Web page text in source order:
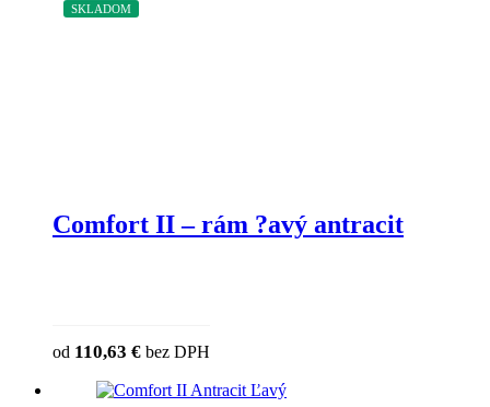
SKLADOM
Comfort II – rám ?avý antracit
od 110,63 € bez DPH